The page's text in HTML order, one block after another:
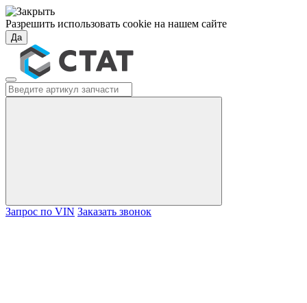
Разрешить использовать cookie на нашем сайте
Да
Запрос по VIN Заказать звонок